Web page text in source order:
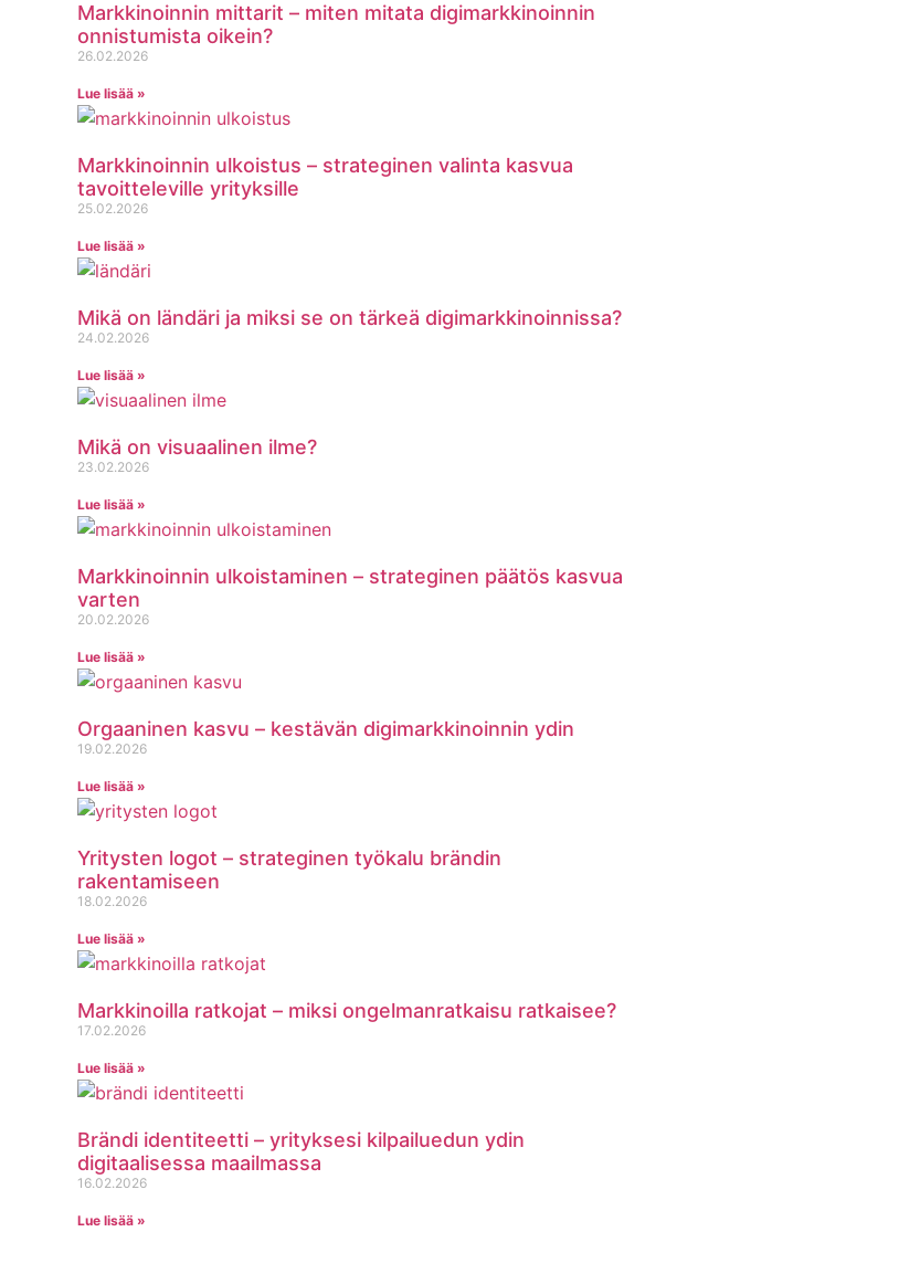
Markkinoinnin mittarit – miten mitata digimarkkinoinnin
onnistumista oikein?
26.02.2026
Lue lisää »
Markkinoinnin ulkoistus – strateginen valinta kasvua
tavoitteleville yrityksille
25.02.2026
Lue lisää »
Mikä on ländäri ja miksi se on tärkeä digimarkkinoinnissa?
24.02.2026
Lue lisää »
Mikä on visuaalinen ilme?
23.02.2026
Lue lisää »
Markkinoinnin ulkoistaminen – strateginen päätös kasvua
varten
20.02.2026
Lue lisää »
Orgaaninen kasvu – kestävän digimarkkinoinnin ydin
19.02.2026
Lue lisää »
Yritysten logot – strateginen työkalu brändin
rakentamiseen
18.02.2026
Lue lisää »
Markkinoilla ratkojat – miksi ongelmanratkaisu ratkaisee?
17.02.2026
Lue lisää »
Brändi identiteetti – yrityksesi kilpailuedun ydin
digitaalisessa maailmassa
16.02.2026
Lue lisää »